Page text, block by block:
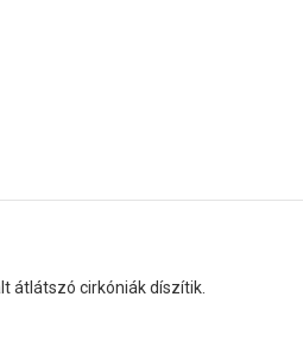
átlátszó cirkóniák díszítik.